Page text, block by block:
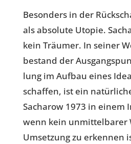
Beson­ders in der
als abso­lute Utopie.
kein Träumer. In seiner
bestand der
lung im Aufbau eines
schaf­fen, ist ein
Sach­a­row 1973 in einem
wenn kein unmit­tel­ba­rer
Umset­zung zu erken­nen